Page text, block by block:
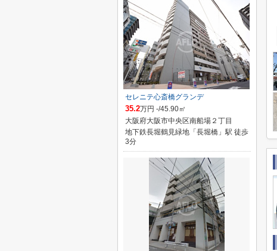
セレニテ心斎橋グランデ
35.2万円 -/45.90㎡
大阪府大阪市中央区南船場２丁目
地下鉄長堀鶴見緑地「長堀橋」駅 徒歩
3分